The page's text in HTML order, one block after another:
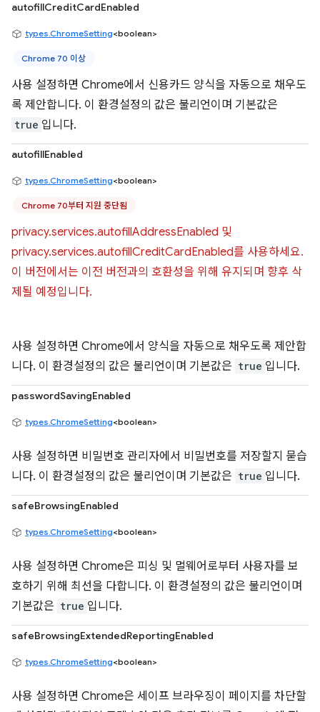
autofillCreditCardEnabled
types.ChromeSetting<boolean>
Chrome 70 이상
사용 설정하면 Chrome에서 신용카드 양식을 자동으로 채우도
록 제안합니다. 이 환경설정의 값은 불리언이며 기본값은
true 입니다.
autofillEnabled
types.ChromeSetting<boolean>
Chrome 70부터 지원 중단됨
privacy.services.autofillAddressEnabled 및
privacy.services.autofillCreditCardEnabled를 사용하세요.
이 버전에서는 이전 버전과의 호환성을 위해 유지되며 향후 삭
제될 예정입니다.
사용 설정하면 Chrome에서 양식을 자동으로 채우도록 제안합
니다. 이 환경설정의 값은 불리언이며 기본값은 true 입니다.
passwordSavingEnabled
types.ChromeSetting<boolean>
사용 설정하면 비밀번호 관리자에서 비밀번호를 저장할지 묻습
니다. 이 환경설정의 값은 불리언이며 기본값은 true 입니다.
safeBrowsingEnabled
types.ChromeSetting<boolean>
사용 설정하면 Chrome은 피싱 및 멀웨어로부터 사용자를 보
호하기 위해 최선을 다합니다. 이 환경설정의 값은 불리언이며
기본값은 true 입니다.
safeBrowsingExtendedReportingEnabled
types.ChromeSetting<boolean>
사용 설정하면 Chrome은 세이프 브라우징이 페이지를 차단할